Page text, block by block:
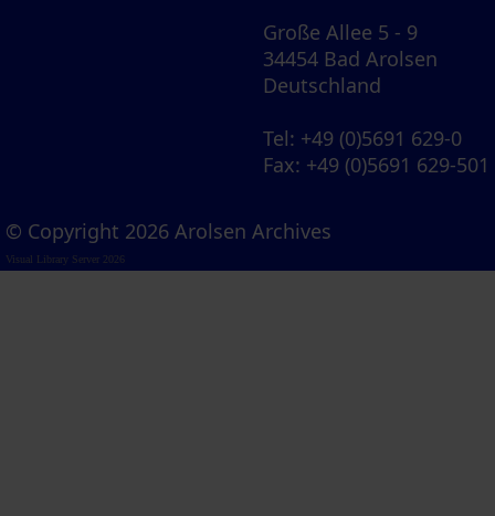
Große Allee 5 - 9
34454 Bad Arolsen
Deutschland
Tel: +49 (0)5691 629-0
Fax: +49 (0)5691 629-501
© Copyright 2026 Arolsen Archives
Visual Library Server 2026